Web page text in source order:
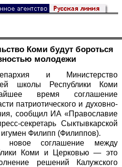
Коми будут бороться
молодежи
и Министерство
школы Республики Коми
время соглашение
патриотического и духовно-
сообщил ИА «Православие
секретарь Сыктывкарской
игумен Филипп (Филиппов).
новое соглашение между
Коми и Церковью — это
решений Калужского